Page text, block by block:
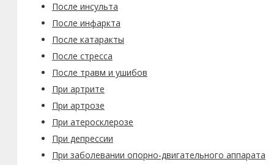
После инсульта
После инфаркта
После катаракты
После стресса
После травм и ушибов
При артрите
При артрозе
При атеросклерозе
При депрессии
При заболевании опорно-двигательного аппарата